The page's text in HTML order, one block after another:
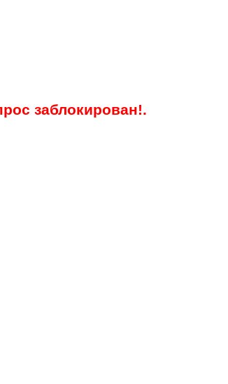
заблокирован!.